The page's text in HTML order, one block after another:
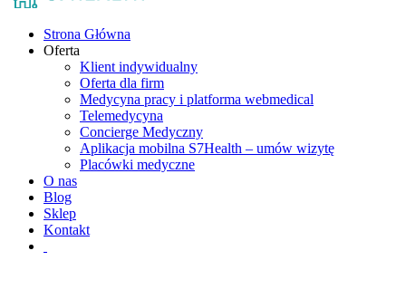
Strona Główna
Oferta
Klient indywidualny
Oferta dla firm
Medycyna pracy i platforma webmedical
Telemedycyna
Concierge Medyczny
Aplikacja mobilna S7Health – umów wizytę
Placówki medyczne
O nas
Blog
Sklep
Kontakt